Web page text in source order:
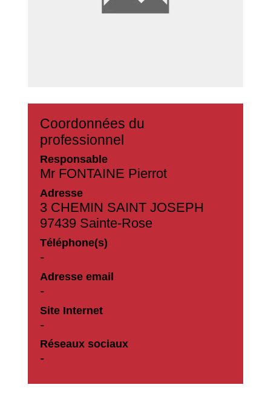
Coordonnées du
professionnel
Responsable
Mr FONTAINE Pierrot
Adresse
3 CHEMIN SAINT JOSEPH
97439 Sainte-Rose
Téléphone(s)
-
Adresse email
-
Site Internet
-
Réseaux sociaux
-